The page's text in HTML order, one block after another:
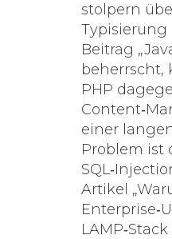
stolpern
Typisierung
Beitrag
beherrscht,
PHP
einer
Problem ist
Artikel